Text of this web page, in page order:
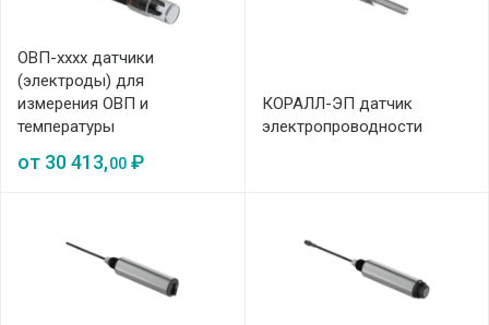
ОВП-хххх датчики
(электроды) для
измерения ОВП и
температуры
от 30 413,00 ₽
КОРАЛЛ-ЭП датчик
электропроводности